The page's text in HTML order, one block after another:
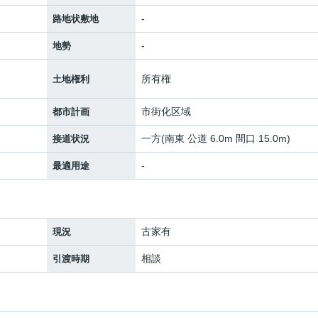
路地状敷地 -
地勢 -
土地権利 所有権
都市計画 市街化区域
接道状況 一方(南東 公道 6.0m 間口 15.0m)
最適用途 -
現況 古家有
引渡時期 相談